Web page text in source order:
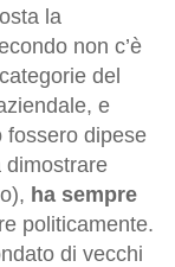
la
non c’è
del
e
fossero dipese
dimostrare
ha sempre
politicamente.
di vecchi